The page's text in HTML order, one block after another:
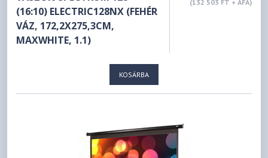
(16:10) ELECTRIC128NX (FEHÉR
VÁZ, 172,2X275,3CM,
MAXWHITE, 1.1)
(132 503 FT + ÁFA)
KOSÁRBA